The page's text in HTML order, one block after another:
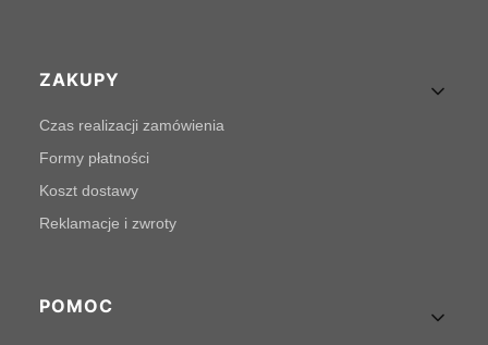
Linki w stopce
ZAKUPY
Czas realizacji zamówienia
Formy płatności
Koszt dostawy
Reklamacje i zwroty
POMOC